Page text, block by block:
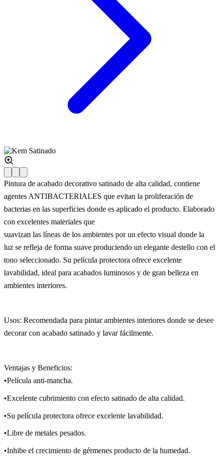
Pintura de acabado decorativo satinado de alta calidad, contiene
agentes ANTIBACTERIALES que evitan la proliferación de
bacterias en las superficies donde es aplicado el producto. Elaborado
con excelentes materiales que
suavizan las líneas de los ambientes por un efecto visual donde la
luz se refleja de forma suave produciendo un elegante destello con el
tono seleccionado. Su película protectora ofrece excelente
lavabilidad, ideal para acabados luminosos y de gran belleza en
ambientes interiores.
Usos: Recomendada para pintar ambientes interiores donde se desee
decorar con acabado satinado y lavar fácilmente.
Ventajas y Beneficios:
•Película anti-mancha.
•Excelente cubrimiento con efecto satinado de alta calidad.
•Su película protectora ofrece excelente lavabilidad.
•Libre de metales pesados.
•Inhibe el crecimiento de gérmenes producto de la humedad.